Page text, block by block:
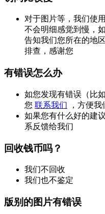
对于图片等，我们使
不会明细感觉到慢，
告知我们您所在的地
排查，感谢您
有错误怎么办
如您发现有错误（比
您 联系我们 ，方便
如果您有什么好的建
系反馈给我们
回收钱币吗？
我们不回收
我们也不鉴定
版别的图片有错误